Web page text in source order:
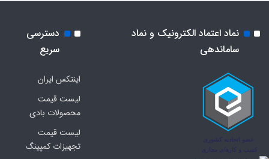
نماد اعتماد الکترونیک و نماد
ساماندهی
دسترسی
سریع
اینتکس ایران
لیست قیمت
محصولات بادی
لیست قیمت
تجهیزات کمپینگ